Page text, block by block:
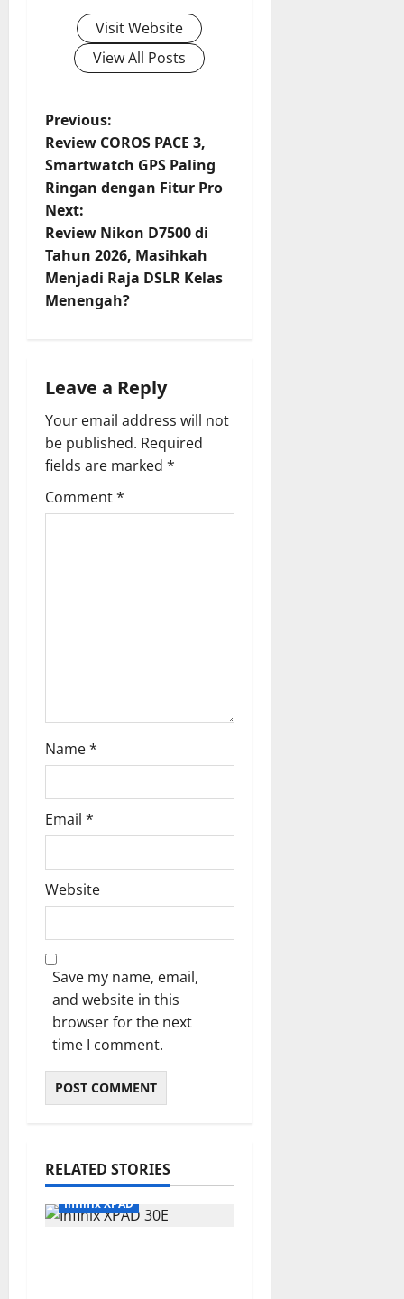
Visit Website
View All Posts
P
o
s
t
n
a
i
g
a
t
Previous:
Review COROS PACE 3,
Smartwatch GPS Paling
Ringan dengan Fitur Pro
Next:
Review Nikon D7500 di
Tahun 2026, Masihkah
Menjadi Raja DSLR Kelas
Menengah?
Leave a Reply
Your email address will not
be published. Required
fields are marked *
Comment*
Name*
Email *
Website
Save my name, email,
and website in this
browser for the next
time I comment.
RELATED STORIES
Infinix XPAD